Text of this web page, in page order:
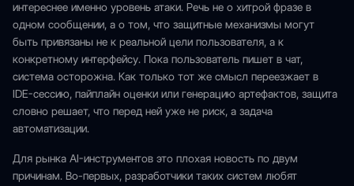
интереснее именно уровень атаки. Речь не о хитрой фразе в
одном сообщении, а о том, что защитные механизмы могут
быть привязаны не к реальной цели пользователя, а к
конкретному интерфейсу. Пока пользователь пишет в чат,
система осторожна. Как только тот же смысл переезжает в
IDE-сессию, пайплайн оценки или генерацию артефактов, защита
словно решает, что перед ней уже не риск, а задача
автоматизации.
Для рынка AI-инструментов это плохая новость по двум
причинам. Во-первых, разработчики таких систем любят